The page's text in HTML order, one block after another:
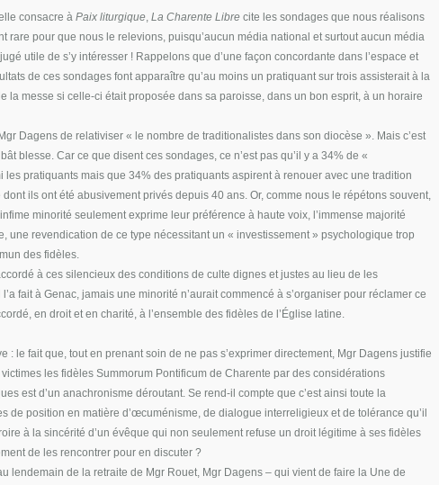
consacre à Paix liturgique, La Charente Librecite les sondages que nous réalisons
rare pour que nous le relevions, puisqu’aucun média national et surtout aucun média
utile de s’y intéresser ! Rappelons que d’une façon concordante dans l’espace et
de ces sondages font apparaître qu’au moins un pratiquant sur trois assisterait à la
la messe si celle-ci était proposée dans sa paroisse, dans un bon esprit, à un horaire
Dagens de relativiser « le nombre de traditionalistes dans son diocèse ». Mais c’est
blesse. Car ce que disent ces sondages, ce n’est pas qu’il y a 34% de «
les pratiquants mais que 34% des pratiquants aspirent à renouer avec une tradition
ils ont été abusivement privés depuis 40 ans. Or, comme nous le répétons souvent,
minorité seulement exprime leur préférence à haute voix, l’immense majorité
une revendication de ce type nécessitant un « investissement » psychologique trop
des fidèles.
à ces silencieux des conditions de culte dignes et justes au lieu de les
fait à Genac, jamais une minorité n’aurait commencé à s’organiser pour réclamer ce
en droit et en charité, à l’ensemble des fidèles de l’Église latine.
: le fait que, tout en prenant soin de ne pas s’exprimer directement, Mgr Dagens justifie
victimes les fidèles Summorum Pontificum de Charente par des considérations
est d’un anachronisme déroutant. Se rend-il compte que c’est ainsi toute la
de position en matière d’œcuménisme, de dialogue interreligieux et de tolérance qu’il
à la sincérité d’un évêque qui non seulement refuse un droit légitime à ses fidèles
de les rencontrer pour en discuter ?
lendemain de la retraite de Mgr Rouet, Mgr Dagens – qui vient de faire la Une de